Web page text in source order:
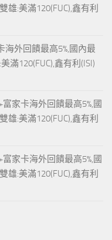
雄:美滿120(FUC),鑫有利
海外回饋最高5%,國內最
滿120(FUC),鑫有利(ISI)
家卡海外回饋最高5%,國
雄:美滿120(FUC),鑫有利
家卡海外回饋最高5%,國
雄:美滿120(FUC),鑫有利